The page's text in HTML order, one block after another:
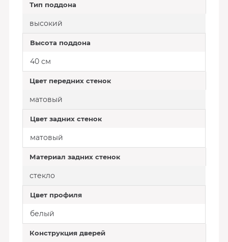
Тип поддона
высокий
Высота поддона
40 см
Цвет передних стенок
матовый
Цвет задних стенок
матовый
Материал задних стенок
стекло
Цвет профиля
белый
Конструкция дверей